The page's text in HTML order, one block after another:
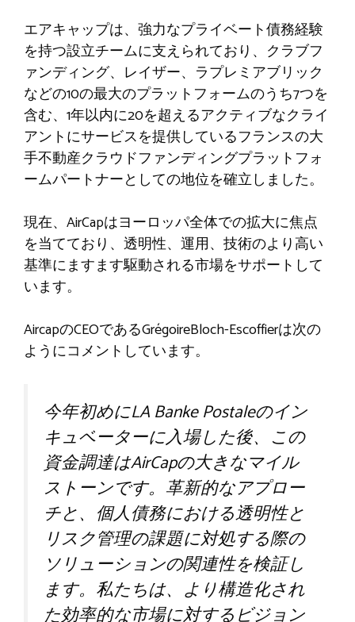
エアキャップは、強力なプライベート債務経験
を持つ設立チームに支えられており、クラブフ
ァンディング、レイザー、ラプレミアブリック
などの10の最大のプラットフォームのうち7つを
含む、1年以内に20を超えるアクティブなクライ
アントにサービスを提供しているフランスの大
手不動産クラウドファンディングプラットフォ
ームパートナーとしての地位を確立しました。
現在、AirCapはヨーロッパ全体での拡大に焦点
を当てており、透明性、運用、技術のより高い
基準にますます駆動される市場をサポートして
います。
AircapのCEOであるGrégoireBloch-Escoffierは次の
ようにコメントしています。
今年初めにLA Banke Postaleのイン
キュベーターに入場した後、この
資金調達はAirCapの大きなマイル
ストーンです。革新的なアプロー
チと、個人債務における透明性と
リスク管理の課題に対処する際の
ソリューションの関連性を検証し
ます。私たちは、より構造化され
た効率的な市場に対するビジョン